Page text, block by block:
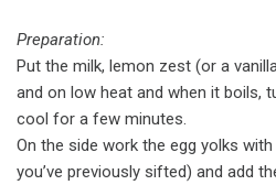
Preparation:
Put the milk, lemon zest (or a
and on low heat and when it boils,
cool for a few minutes.
On the side work the egg yolks
you’ve previously sifted) and add